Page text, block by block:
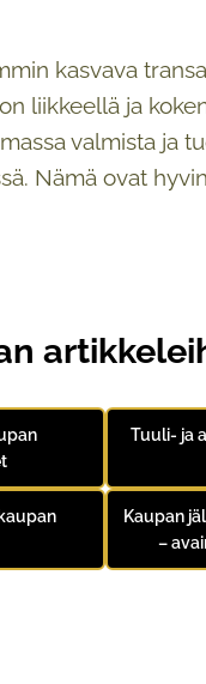
kasvava
liikkeellä ja
valmista ja
Nämä ovat
Tuuli- ja
Kaupan
–